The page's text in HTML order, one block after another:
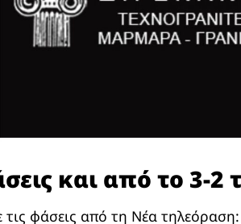
και από το 3-2
τις φάσεις από τη Νέα τηλεόραση: